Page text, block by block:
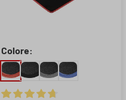
Colore: